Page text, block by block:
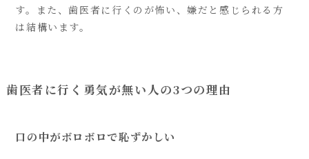
す。また、歯医者に行くのが怖い、嫌だと感じられる方
は結構います。
歯医者に行く勇気が無い人の3つの理由
口の中がボロボロで恥ずかしい